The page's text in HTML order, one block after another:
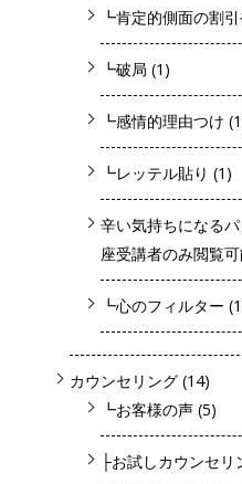
┗肯定的側面の割
┗破局 (1)
┗感情的理由つけ
┗レッテル貼り (1)
辛い気持ちになる
座受講者のみ閲覧
┗心のフィルター
カウンセリング (14)
┗お客様の声 (5)
├お試しカウンセリ